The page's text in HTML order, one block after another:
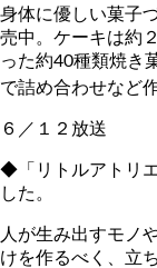
身体に優しい菓子
売中。ケーキは約
った約40種類焼き
で詰め合わせなど
６／１２放送
◆「リトルアトリ
した。
人が生み出すモノ
けを作るべく、立